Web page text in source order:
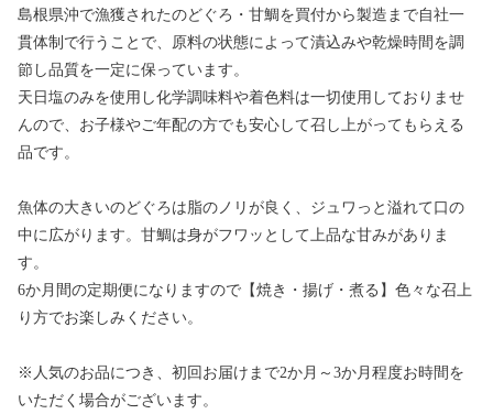
島根県沖で漁獲されたのどぐろ・甘鯛を買付から製造まで自社一
貫体制で行うことで、原料の状態によって漬込みや乾燥時間を調
節し品質を一定に保っています。
天日塩のみを使用し化学調味料や着色料は一切使用しておりませ
んので、お子様やご年配の方でも安心して召し上がってもらえる
品です。
魚体の大きいのどぐろは脂のノリが良く、ジュワっと溢れて口の
中に広がります。甘鯛は身がフワッとして上品な甘みがありま
す。
6か月間の定期便になりますので【焼き・揚げ・煮る】色々な召上
り方でお楽しみください。
※人気のお品につき、初回お届けまで2か月～3か月程度お時間を
いただく場合がございます。